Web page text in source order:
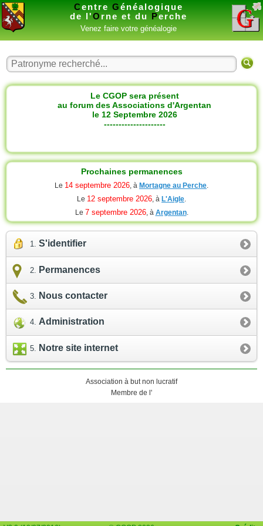
Centre Généalogique
de l'O rne et du Perche
Venez faire votre généalogie
Le CGOP sera présent
au forum des Associations d'Argentan
le 12 Septembre 2026
---------------------
Prochaines permanences
Le 14 septembre 2026, à Mortagne au Perche.
Le 12 septembre 2026, à L'Aigle.
Le 7 septembre 2026, à Argentan.
S'identifier
Permanences
Nous contacter
Administration
Notre site internet
Association à but non lucratif
Membre de l'